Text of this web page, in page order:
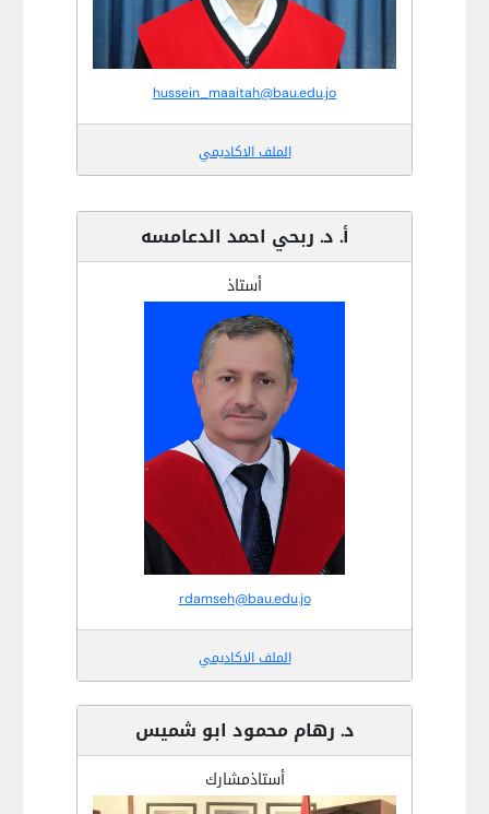
hussein_maaitah@bau.edu.jo
الملف الاكاديمي
أ. د. ربحي احمد الدعامسه
أستاذ
rdamseh@bau.edu.jo
الملف الاكاديمي
د. رهام محمود ابو شميس
أستاذمشارك